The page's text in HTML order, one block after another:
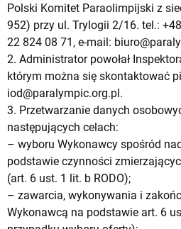
Polski Komitet Paraolimpijski z
952) przy ul. Trylogii 2/16. tel.:
22 824 08 71, e-mail:
2. Administrator powołał
którym można się skontaktować
iod@paralympic.org.pl.
3. Przetwarzanie danych
następujących celach:
– wyboru Wykonawcy spośród
podstawie czynności
(art. 6 ust. 1 lit. b RODO);
– zawarcia, wykonywania i
Wykonawcą na podstawie art. 6